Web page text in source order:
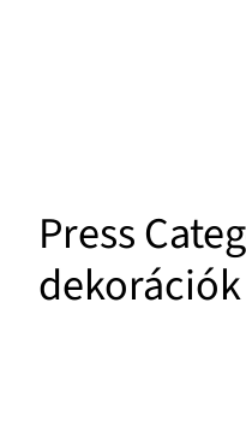
Press
dekorációk